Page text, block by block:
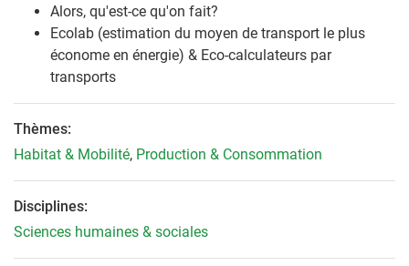
Alors, qu'est-ce qu'on fait?
Ecolab (estimation du moyen de transport le plus
économe en énergie) & Eco-calculateurs par
transports
Thèmes:
Habitat & Mobilité, Production & Consommation
Disciplines:
Sciences humaines & sociales